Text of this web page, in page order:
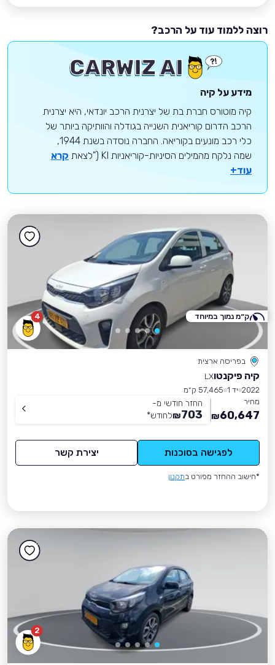
רוצה ללמוד עוד על הרכב?
מידע על קיה
קיה מוטורס חברת בת של יצרנית הרכב יונדאי, היא יצרנית
הרכב הדרום קוריאנית השנייה בגודלה והוותיקה ביותר של
כלי רכב מונעים בקוריאה. החברה נוסדה בשנת 1944,
שמה נלקח מהמילים הסיניות-קוריאניות KI ("לצאת
קרא
עוד+
4
בפריסה ארצית
קיה פיקנטוLX
2022 יד 1
57,465 ק״מ
מחיר
60,647
₪
החזר חודשי מ-
703
₪לחודש*
לפגישה בסוכנות יצירת קשר
*חישוב ההחזר מפורט בתקנון
ק״מ נמוך במיוחד
2